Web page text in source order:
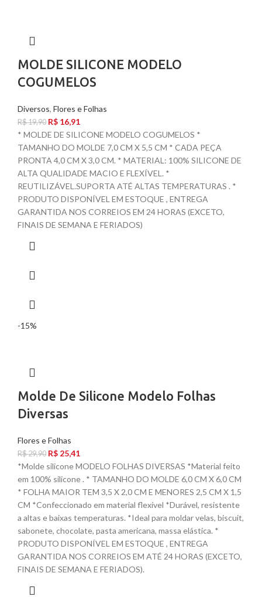
MOLDE SILICONE MODELO
COGUMELOS
Diversos, Flores e Folhas
R$19,90 R$ 16,91
* MOLDE DE SILICONE MODELO COGUMELOS *
TAMANHO DO MOLDE 7,0 CM X 5,5 CM * CADA PEÇA
PRONTA 4,0 CM X 3,0 CM. * MATERIAL: 100% SILICONE DE
ALTA QUALIDADE MACIO E FLEXÍVEL. *
REUTILIZÁVEL.SUPORTA ATÉ ALTAS TEMPERATURAS . *
PRODUTO DISPONÍVEL EM ESTOQUE , ENTREGA
GARANTIDA NOS CORREIOS EM 24 HORAS (EXCETO,
FINAIS DE SEMANA E FERIADOS)
-15%
Molde De Silicone Modelo Folhas
Diversas
Flores e Folhas
R$29,90 R$ 25,41
*Molde silicone MODELO FOLHAS DIVERSAS *Material feito
em 100% silicone . * TAMANHO DO MOLDE 6,0 CM X 6,0 CM
* FOLHA MAIOR TEM 3,5 X 2,0 CM E MENORES 2,5 CM X 1,5
CM *Confeccionado em material flexível *Durável, resistente
a altas e baixas temperaturas. *Ideal para moldar velas, biscuit,
sabonete, chocolate, pasta americana, massa elástica. *
PRODUTO DISPONÍVEL EM ESTOQUE , ENTREGA
GARANTIDA NOS CORREIOS EM ATÉ 24 HORAS (EXCETO,
FINAIS DE SEMANA E FERIADOS).